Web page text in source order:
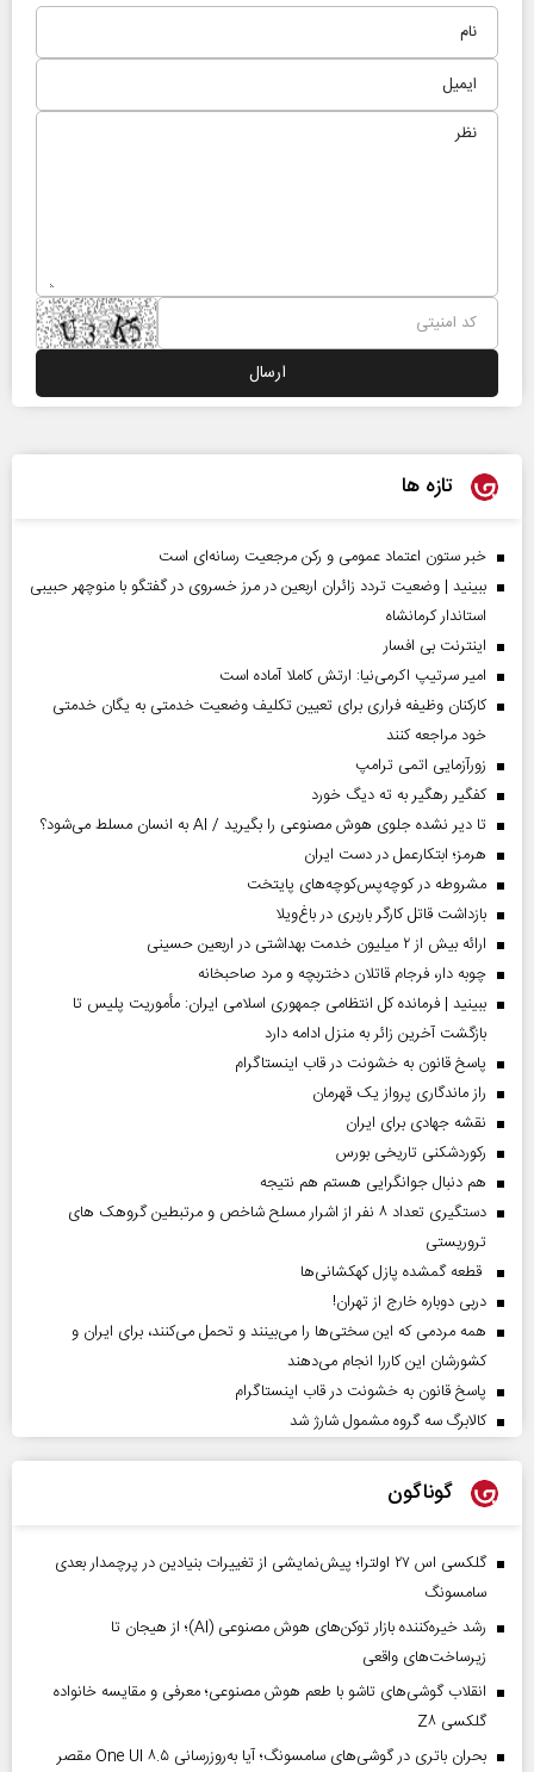
تازه ها
خبر ستون اعتماد عمومی و رکن مرجعیت رسانه‌ای است
ببینید | وضعیت تردد زائران اربعین در مرز خسروی در گفتگو با منوچهر حبیبی
استاندار کرمانشاه
اینترنت بی افسار
امیر سرتیپ اکرمی‌نیا: ارتش کاملا آماده است
کارکنان وظیفه فراری برای تعیین تکلیف وضعیت خدمتی به یگان خدمتی
خود مراجعه کنند
زورآزمایی اتمی ترامپ
کفگیر رهگیر به ته دیگ خورد
تا دیر نشده جلوی هوش مصنوعی را بگیرید / AI به انسان مسلط می‌شود؟
هرمز؛ ابتکارعمل در دست ایران
مشروطه در کوچه‌پس‌کوچه‌های پایتخت
بازداشت قاتل کارگر باربری در باغ‌ویلا
ارائه بیش از ۲ میلیون خدمت بهداشتی در اربعین حسینی
چوبه دار، فرجام قاتلان دختربچه و مرد صاحبخانه
ببینید | فرمانده کل انتظامی جمهوری اسلامی ایران­: مأموریت پلیس تا
بازگشت آخرین زائر به منزل ادامه دارد
پاسخ قانون به خشونت در قاب اینستاگرام
راز ماندگاری پرواز یک قهرمان
نقشه جهادی برای ایران
رکوردشکنی تاریخی بورس
هم دنبال جوانگرایی هستم هم نتیجه
دستگیری تعداد ۸ نفر از اشرار مسلح شاخص و مرتبطین گروهک های
تروریستی
قطعه گمشده پازل کهکشانی‌ها
دربی دوباره خارج از تهران!
همه مردمی که این سختی‌ها را می‌بینند و تحمل می‌کنند، برای ایران و
کشورشان این کاررا انجام می‌دهند
پاسخ قانون به خشونت در قاب اینستاگرام
کالابرگ سه گروه مشمول شارژ شد
گوناگون
گلکسی اس ۲۷ اولترا؛ پیش‌نمایشی از تغییرات بنیادین در پرچمدار بعدی
سامسونگ
رشد خیره‌کننده بازار توکن‌های هوش مصنوعی (AI)؛ از هیجان تا
زیرساخت‌های واقعی
انقلاب گوشی‌های تاشو‌ با طعم هوش مصنوعی؛ معرفی و مقایسه خانواده
گلکسی Z۸
بحران باتری در گوشی‌های سامسونگ؛ آیا به‌روزرسانی One UI ۸.۵ مقصر